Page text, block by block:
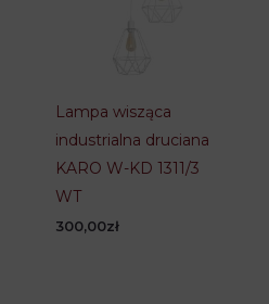
Lampa wisząca
industrialna druciana
KARO W-KD 1311/3
WT
300,00zł